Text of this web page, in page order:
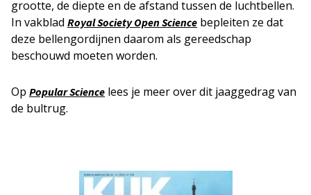
grootte, de diepte en de afstand tussen de luchtbellen.
In vakblad Royal Society Open Science bepleiten ze dat
deze bellengordijnen daarom als gereedschap
beschouwd moeten worden.
Op Popular Science lees je meer over dit jaaggedrag van
de bultrug.